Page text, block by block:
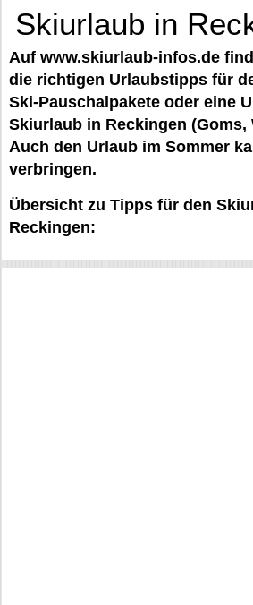
Skiurlaub in
Auf www.skiurlaub-infos.de
die richtigen Urlaubstipps für
Ski-Pauschalpakete oder eine
Skiurlaub in Reckingen (Goms,
Auch den Urlaub im Sommer
verbringen.
Übersicht zu Tipps für den
Reckingen: